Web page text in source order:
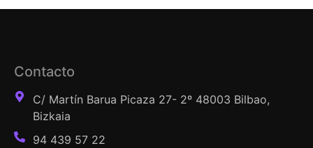
Contacto
C/ Martín Barua Picaza 27- 2º 48003 Bilbao,
Bizkaia
94 439 57 22